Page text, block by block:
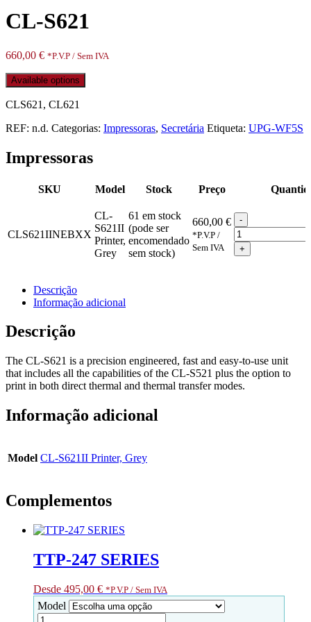
CL-S621
660,00 € *P.V.P / Sem IVA
Available options
CLS621, CL621
REF: n.d. Categorias: Impressoras, Secretária Etiqueta: UPG-WF5S
Impressoras
SKU Model Stock Preço
CLS621IINEBXX
CL-
S621II
Printer,
Grey
61 em stock
(pode ser
encomendado
sem stock)
660,00 €
*P.V.P /
Sem IVA
-
CL-
S621
quantity
+
Descrição
Informação adicional
Descrição
The CL-S621 is a precision engineered, fast and easy-to-use unit
that includes all the capabilities of the CL-S521 plus the option to
print in both direct thermal and thermal transfer modes.
Informação adicional
Model CL-S621II Printer, Grey
Complementos
TTP-247 SERIES
Desde 495,00 € *P.V.P / Sem IVA
Model
Quantidade